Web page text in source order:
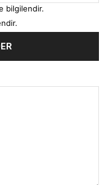
bilgilendir.